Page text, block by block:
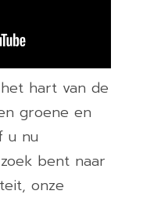
hart van de
groene en
u nu
bent naar
onze